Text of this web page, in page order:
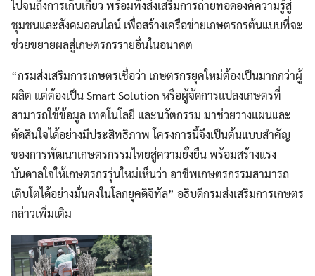
ไปจนถึงการเก็บเกี่ยว พร้อมทั้งส่งเสริมการถ่ายทอดองค์ความรู้สู่
ชุมชนและสังคมออนไลน์ เพื่อสร้างเครือข่ายเกษตรกรต้นแบบที่จะ
ช่วยขยายผลสู่เกษตรกรรายอื่นในอนาคต
“กรมส่งเสริมการเกษตรเชื่อว่า เกษตรกรยุคใหม่ต้องเป็นมากกว่าผู้
ผลิต แต่ต้องเป็น Smart Solution หรือผู้จัดการแปลงเกษตรที่
สามารถใช้ข้อมูล เทคโนโลยี และนวัตกรรม มาช่วยวางแผนและ
ตัดสินใจได้อย่างมีประสิทธิภาพ โครงการนี้จึงเป็นต้นแบบสำคัญ
ของการพัฒนาเกษตรกรรมไทยสู่ความยั่งยืน พร้อมสร้างแรง
บันดาลใจให้เกษตรกรรุ่นใหม่เห็นว่า อาชีพเกษตรกรรมสามารถ
เติบโตได้อย่างมั่นคงในโลกยุคดิจิทัล” อธิบดีกรมส่งเสริมการเกษตร
กล่าวเพิ่มเติม